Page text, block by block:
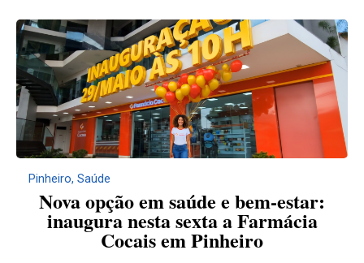
Pinheiro, Saúde
Nova opção em saúde e bem-estar:
inaugura nesta sexta a Farmácia
Cocais em Pinheiro